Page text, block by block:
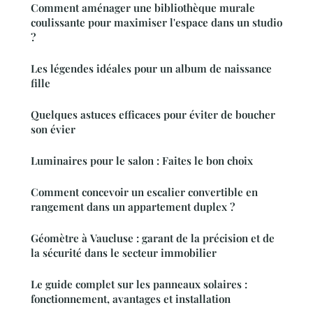
Comment aménager une bibliothèque murale
coulissante pour maximiser l'espace dans un studio
?
Les légendes idéales pour un album de naissance
fille
Quelques astuces efficaces pour éviter de boucher
son évier
Luminaires pour le salon : Faites le bon choix
Comment concevoir un escalier convertible en
rangement dans un appartement duplex ?
Géomètre à Vaucluse : garant de la précision et de
la sécurité dans le secteur immobilier
Le guide complet sur les panneaux solaires :
fonctionnement, avantages et installation